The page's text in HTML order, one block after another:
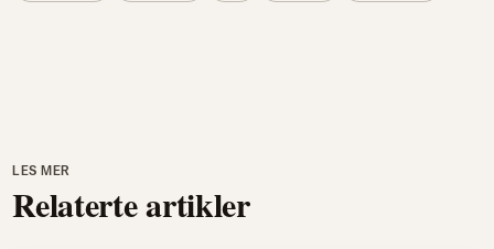
LES MER
Relaterte artikler